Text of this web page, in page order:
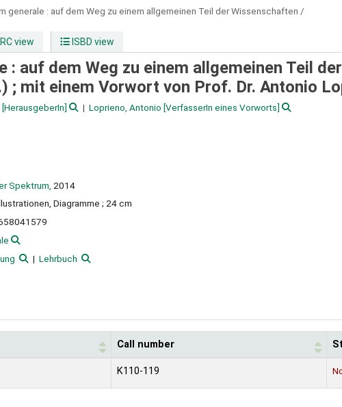
generale : auf dem Weg zu einem allgemeinen Teil der Wissenschaften /
view ISBD view
: auf dem Weg zu einem allgemeinen Teil
; mit einem Vorwort von Prof. Dr. Antonio
[HerausgeberIn] Loprieno, Antonio [VerfasserIn eines Vorworts]
Spektrum, 2014
Diagramme ; 24 cm
Lehrbuch
Call number
K110-119